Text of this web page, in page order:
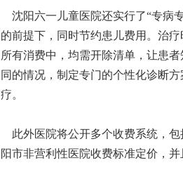
沈阳六一儿童医院还实行了“专病
的前提下，同时节约患儿费用。治
所有消费中，均需开除清单，让患
同的情况，制定专门的个性化诊断
疗。
此外医院将公开多个收费系统，包
阳市非营利性医院收费标准定价，并